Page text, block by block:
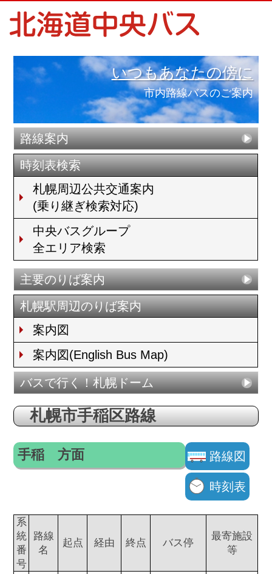
いつもあなたの傍に
市内路線バスのご案内
路線案内
時刻表検索
札幌周辺公共交通案内
(乗り継ぎ検索対応)
中央バスグループ
全エリア検索
主要のりば案内
札幌駅周辺のりば案内
案内図
案内図(English Bus Map)
バスで行く！札幌ドーム
札幌市手稲区路線
手稲 方面 路線図
時刻表
系
統
番
号
路線
名
起点 経由 終点 バス停
最寄施設
等